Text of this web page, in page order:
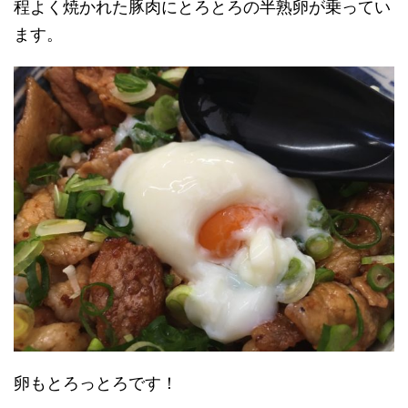
程よく焼かれた豚肉にとろとろの半熟卵が乗ってい
ます。
卵もとろっとろです！